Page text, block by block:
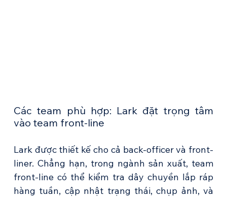
Các team phù hợp: Lark đặt trọng tâm
vào team front-line
Lark được thiết kế cho cả back-officer và front-
liner. Chẳng hạn, trong ngành sản xuất, team
front-line có thể kiểm tra dây chuyền lắp ráp
hàng tuần, cập nhật trạng thái, chụp ảnh, và